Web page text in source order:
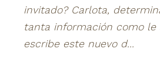
invitado? Carlota,
tanta información como le
escribe este nuevo d...